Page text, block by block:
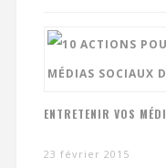
ENTRETENIR VOS
23 février 2015